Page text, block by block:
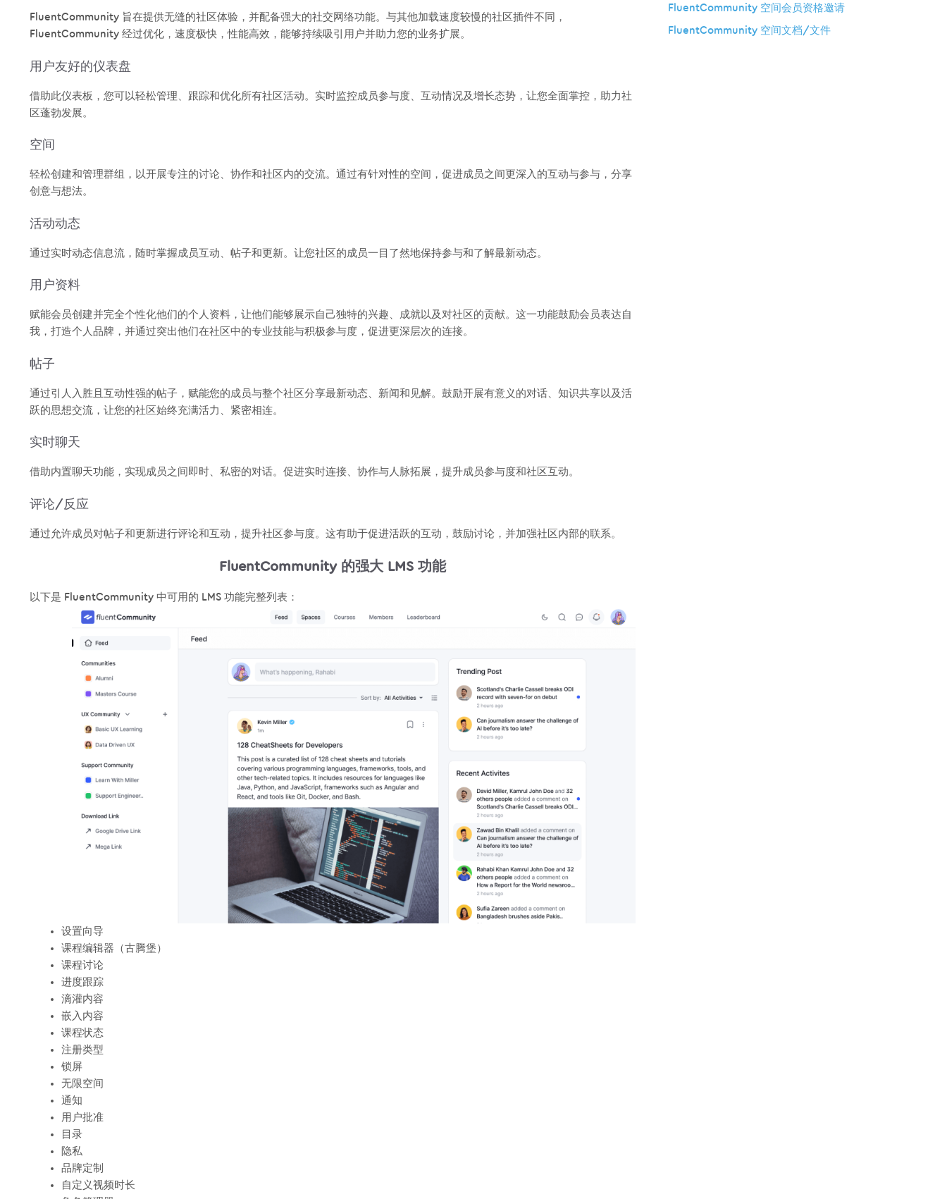
FluentCommunity 旨在提供无缝的社区体验，并配备强大的社交网络功能。与其他加载速度较慢的社区插件不同，
FluentCommunity 经过优化，速度极快，性能高效，能够持续吸引用户并助力您的业务扩展。
用户友好的仪表盘
借助此仪表板，您可以轻松管理、跟踪和优化所有社区活动。实时监控成员参与度、互动情况及增长态势，让您全面掌控，助力社
区蓬勃发展。
空间
轻松创建和管理群组，以开展专注的讨论、协作和社区内的交流。通过有针对性的空间，促进成员之间更深入的互动与参与，分享
创意与想法。
活动动态
通过实时动态信息流，随时掌握成员互动、帖子和更新。让您社区的成员一目了然地保持参与和了解最新动态。
用户资料
赋能会员创建并完全个性化他们的个人资料，让他们能够展示自己独特的兴趣、成就以及对社区的贡献。这一功能鼓励会员表达自
我，打造个人品牌，并通过突出他们在社区中的专业技能与积极参与度，促进更深层次的连接。
帖子
通过引人入胜且互动性强的帖子，赋能您的成员与整个社区分享最新动态、新闻和见解。鼓励开展有意义的对话、知识共享以及活
跃的思想交流，让您的社区始终充满活力、紧密相连。
实时聊天
借助内置聊天功能，实现成员之间即时、私密的对话。促进实时连接、协作与人脉拓展，提升成员参与度和社区互动。
评论/反应
通过允许成员对帖子和更新进行评论和互动，提升社区参与度。这有助于促进活跃的互动，鼓励讨论，并加强社区内部的联系。
FluentCommunity 的强大 LMS 功能
以下是 FluentCommunity 中可用的 LMS 功能完整列表：
设置向导
课程编辑器（古腾堡）
课程讨论
进度跟踪
滴灌内容
嵌入内容
课程状态
注册类型
锁屏
无限空间
通知
用户批准
目录
隐私
品牌定制
自定义视频时长
FluentCommunity 空间会员资格邀请
FluentCommunity 空间文档/文件